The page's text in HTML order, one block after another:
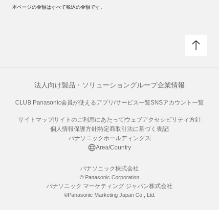
本ページの金額はすべて税込の金額です。
法人向け製品・ソリューショングループ企業情報
CLUB Panasonic会員が使えるアプリ/サービス一覧SNSアカウント一覧
サイトマップサイトのご利用にあたって ウェブアクセシビリティ方針
個人情報保護方針特定商取引法に基づく表記
パナソニックホールディングス
Area/Country
パナソニック株式会社
© Panasonic Corporation
パナソニック マーケティング ジャパン株式会社
©Panasonic Marketing Japan Co., Ltd.